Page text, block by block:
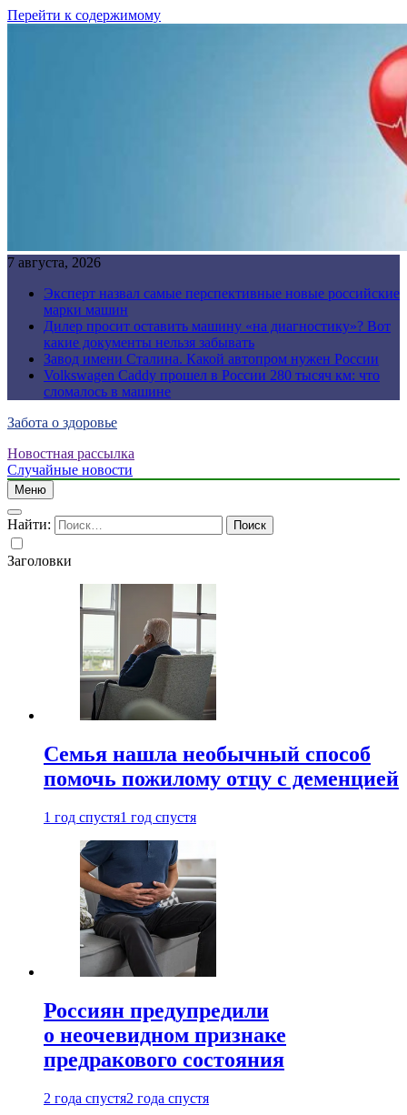
Перейти к содержимому
7 августа, 2026
Эксперт назвал самые перспективные новые российские
марки машин
Дилер просит оставить машину «на диагностику»? Вот
какие документы нельзя забывать
Завод имени Сталина. Какой автопром нужен России
Volkswagen Caddy прошел в России 280 тысяч км: что
сломалось в машине
Забота о здоровье
Новостная рассылка
Случайные новости
Меню
Найти:
Заголовки
Семья нашла необычный способ
помочь пожилому отцу с деменцией
1 год спустя1 год спустя
Россиян предупредили
о неочевидном признаке
предракового состояния
2 года спустя2 года спустя